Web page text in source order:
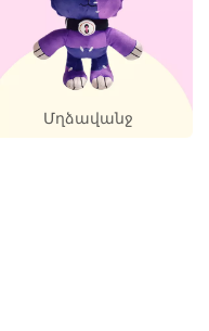
Մղձավանջ